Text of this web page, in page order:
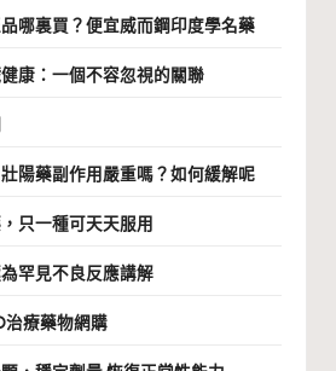
哪裏買？便宜威而鋼印度學名藥
康：一個不容忽視的關聯
陽藥副作用嚴重嗎？如何緩解呢
只一種可天天服用
罕見不良反應講解
治療藥物網購